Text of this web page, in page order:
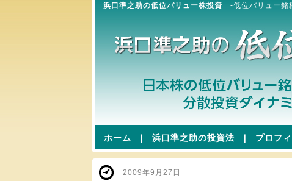
浜口準之助の低位バリュー株投資 -低位バリュー銘
ホーム | 浜口準之助の投資法 | プロフ
2009年9月27日